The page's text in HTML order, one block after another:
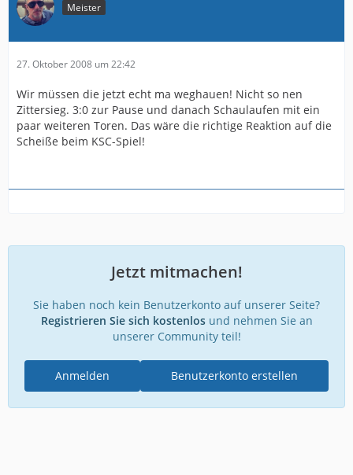
Meister
27. Oktober 2008 um 22:42
Wir müssen die jetzt echt ma weghauen! Nicht so nen
Zittersieg. 3:0 zur Pause und danach Schaulaufen mit ein
paar weiteren Toren. Das wäre die richtige Reaktion auf die
Scheiße beim KSC-Spiel!
Jetzt mitmachen!
Sie haben noch kein Benutzerkonto auf unserer Seite?
Registrieren Sie sich kostenlosund nehmen Sie an
unserer Community teil!
Benutzerkonto erstellen
Anmelden